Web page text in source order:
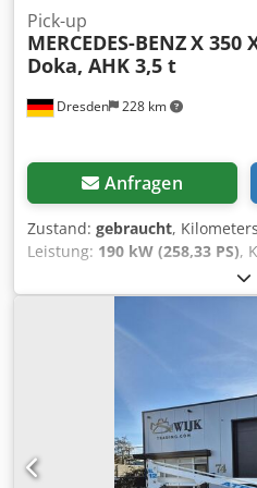
Dresden 228 km
Pick-up
MERCEDES-BENZX 350
Doka, AHK 3,5 t
Anfragen
Zustand: gebraucht,
Leistung: 190 kW (258,33 PS),
,
Weiß, Anzahl der Sitzplätze:5,
Allradantrieb, Elektronisches
Klimaanlage, Rußfilter,
Fahrzeug aus 1. Hand * HU
undicht Cedpfxjyr A Aks Ab
3.500 kg * V 6 Motor, 2987
* gern sende ich Ihnen ein
App: * Kontakt polski, ?????
Kundenauftrag ohne